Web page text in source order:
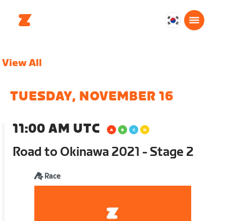
대
어
View All
TUESDAY, NOVEMBER 16
11:00 AM UTC
Road to Okinawa 2021 - Stage 2
Race